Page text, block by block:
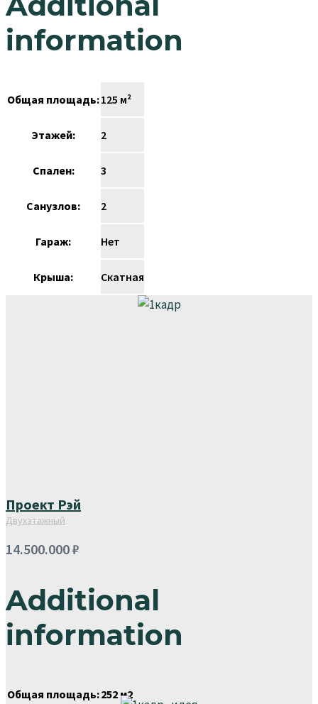
information
Общая площадь:125 м²
Этажей: 2
Спален: 3
Санузлов: 2
Гараж: Нет
Крыша: Скатная
Проект Рэй
Двухэтажный
14.500.000₽
Additional
information
Общая площадь:252 м2